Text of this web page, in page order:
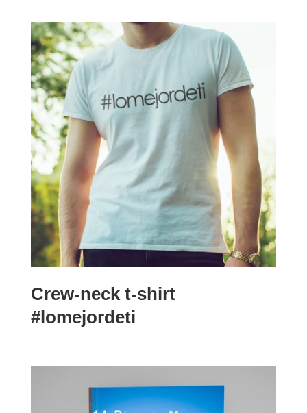
Crew-neck t-shirt
#lomejordeti